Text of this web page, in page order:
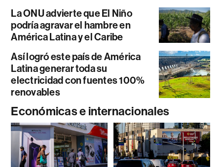
La ONU advierte que El Niño
podría agravar el hambre en
América Latina y el Caribe
Así logró este país de América
Latina generar toda su
electricidad con fuentes 100%
renovables
Económicas e internacionales